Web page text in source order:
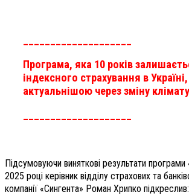
____________________
Програма, яка 10 років
індексного страхування в
актуальнішою через зміну клімату
____________________
Підсумовуючи виняткові результати
2025 році керівник відділу страхових та
компанії «Сингента» Роман Хрипко підкреслив: